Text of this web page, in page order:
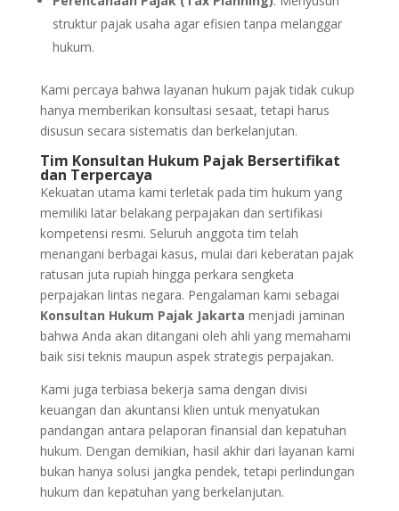
struktur pajak usaha agar efisien tanpa melanggar
hukum.
Kami percaya bahwa layanan hukum pajak tidak cukup
hanya memberikan konsultasi sesaat, tetapi harus
disusun secara sistematis dan berkelanjutan.
Tim Konsultan Hukum Pajak Bersertifikat
dan Terpercaya
Kekuatan utama kami terletak pada tim hukum yang
memiliki latar belakang perpajakan dan sertifikasi
kompetensi resmi. Seluruh anggota tim telah
menangani berbagai kasus, mulai dari keberatan pajak
ratusan juta rupiah hingga perkara sengketa
perpajakan lintas negara. Pengalaman kami sebagai
Konsultan Hukum Pajak Jakarta menjadi jaminan
bahwa Anda akan ditangani oleh ahli yang memahami
baik sisi teknis maupun aspek strategis perpajakan.
Kami juga terbiasa bekerja sama dengan divisi
keuangan dan akuntansi klien untuk menyatukan
pandangan antara pelaporan finansial dan kepatuhan
hukum. Dengan demikian, hasil akhir dari layanan kami
bukan hanya solusi jangka pendek, tetapi perlindungan
hukum dan kepatuhan yang berkelanjutan.